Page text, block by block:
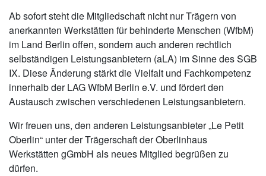
Ab sofort steht die Mitgliedschaft nicht nur Trägern von
anerkannten Werkstätten für behinderte Menschen (WfbM)
im Land Berlin offen, sondern auch anderen rechtlich
selbständigen Leistungsanbietern (aLA) im Sinne des SGB
IX. Diese Änderung stärkt die Vielfalt und Fachkompetenz
innerhalb der LAG WfbM Berlin e.V. und fördert den
Austausch zwischen verschiedenen Leistungsanbietern.
Wir freuen uns, den anderen Leistungsanbieter „Le Petit
Oberlin“ unter der Trägerschaft der Oberlinhaus
Werkstätten gGmbH als neues Mitglied begrüßen zu
dürfen.